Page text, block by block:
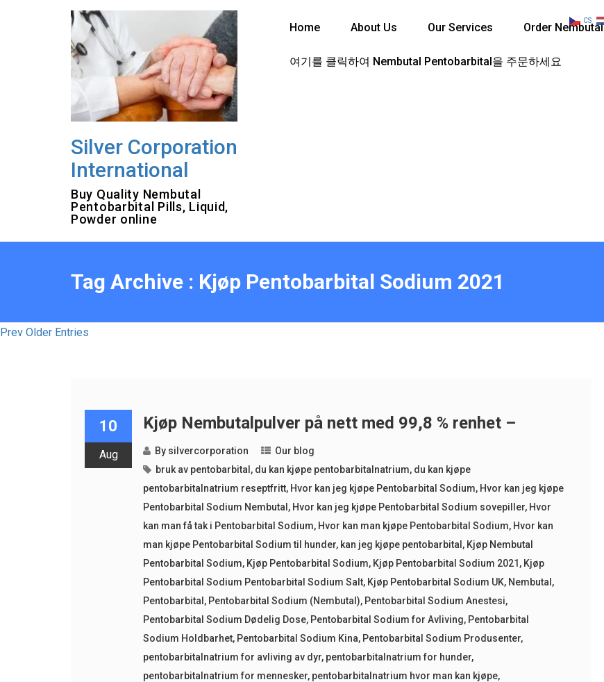
Silver Corporation
International
Buy Quality Nembutal
Pentobarbital Pills, Liquid,
Powder online
Home About Us Our Services Order Nembutal
여기를 클릭하여 Nembutal Pentobarbital을 주문하세요
Tag Archive : Kjøp Pentobarbital Sodium 2021
Prev Older Entries
10
Aug
Kjøp Nembutalpulver på nett med 99,8 % renhet –
By silvercorporation
Our blog
bruk av pentobarbital , du kan kjøpe pentobarbitalnatrium, du kan kjøpe
pentobarbitalnatrium reseptfritt, Hvor kan jeg kjøpe Pentobarbital Sodium, Hvor kan jeg kjøpe
Pentobarbital Sodium Nembutal , Hvor kan jeg kjøpe Pentobarbital Sodium sovepiller, Hvor
kan man få tak i Pentobarbital Sodium, Hvor kan man kjøpe Pentobarbital Sodium, Hvor kan
man kjøpe Pentobarbital Sodium til hunder, kan jeg kjøpe pentobarbital , Kjøp Nembutal
Pentobarbital Sodium, Kjøp Pentobarbital Sodium, Kjøp Pentobarbital Sodium 2021 , Kjøp
Pentobarbital Sodium Pentobarbital Sodium Salt, Kjøp Pentobarbital Sodium UK, Nembutal ,
Pentobarbital , Pentobarbital Sodium (Nembutal), Pentobarbital Sodium Anestesi,
Pentobarbital Sodium Dødelig Dose, Pentobarbital Sodium for Avliving, Pentobarbital
Sodium Holdbarhet, Pentobarbital Sodium Kina, Pentobarbital Sodium Produsenter,
pentobarbitalnatrium for avliving av dyr, pentobarbitalnatrium for hunder,
pentobarbitalnatrium for mennesker, pentobarbitalnatrium hvor man kan kjøpe,
CS